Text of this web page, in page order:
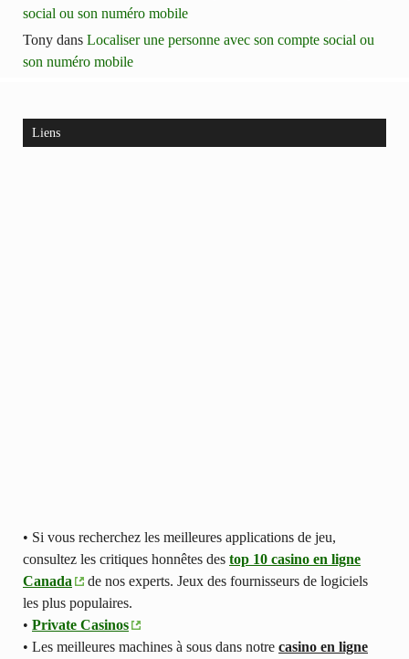
social ou son numéro mobile
Tony dans Localiser une personne avec son compte social ou
son numéro mobile
Liens
• Si vous recherchez les meilleures applications de jeu,
consultez les critiques honnêtes des top 10 casino en ligne
Canada
de nos experts. Jeux des fournisseurs de logiciels
les plus populaires.
• Private Casinos
• Les meilleures machines à sous dans notre casino en ligne